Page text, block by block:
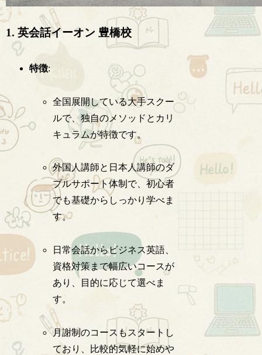
1. 英会話イーオン 豊橋校
特徴:
全国展開している大手スクー
ルで、独自のメソッドとカリ
キュラムが特徴です。
外国人講師と日本人講師のダ
ブルサポート体制で、初心者
でも基礎からしっかり学べま
す。
日常会話からビジネス英語、
資格対策まで幅広いコースが
あり、目的に応じて選べま
す。
月謝制のコースもスタートし
ており、比較的気軽に始めや